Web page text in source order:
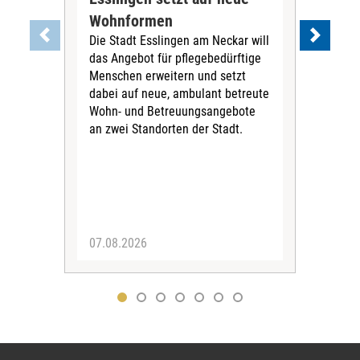
Wohnformen
Die Stadt Esslingen am Neckar will
das Angebot für pflegebedürftige
Menschen erweitern und setzt
dabei auf neue, ambulant betreute
Wohn- und Betreuungsangebote
an zwei Standorten der Stadt.
07.08.2026